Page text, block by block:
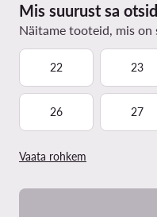
Mis suurust sa
Näitame tooteid, mis on
22 23
26 27
Vaata rohkem